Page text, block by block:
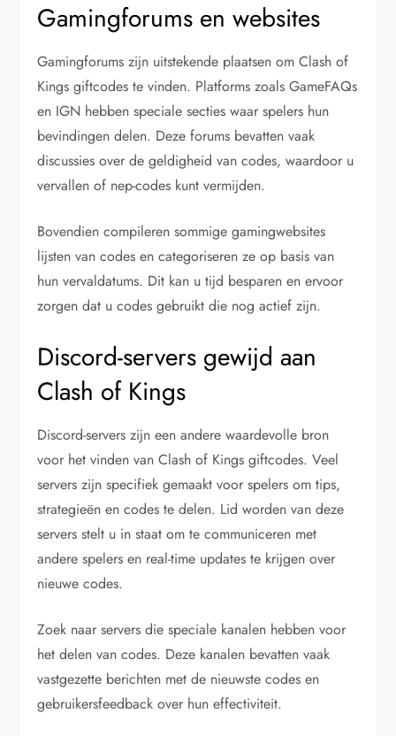
Gamingforums en websites
Gamingforums zijn uitstekende plaatsen om Clash of
Kings giftcodes te vinden. Platforms zoals GameFAQs
en IGN hebben speciale secties waar spelers hun
bevindingen delen. Deze forums bevatten vaak
discussies over de geldigheid van codes, waardoor u
vervallen of nep-codes kunt vermijden.
Bovendien compileren sommige gamingwebsites
lijsten van codes en categoriseren ze op basis van
hun vervaldatums. Dit kan u tijd besparen en ervoor
zorgen dat u codes gebruikt die nog actief zijn.
Discord-servers gewijd aan
Clash of Kings
Discord-servers zijn een andere waardevolle bron
voor het vinden van Clash of Kings giftcodes. Veel
servers zijn specifiek gemaakt voor spelers om tips,
strategieën en codes te delen. Lid worden van deze
servers stelt u in staat om te communiceren met
andere spelers en real-time updates te krijgen over
nieuwe codes.
Zoek naar servers die speciale kanalen hebben voor
het delen van codes. Deze kanalen bevatten vaak
vastgezette berichten met de nieuwste codes en
gebruikersfeedback over hun effectiviteit.